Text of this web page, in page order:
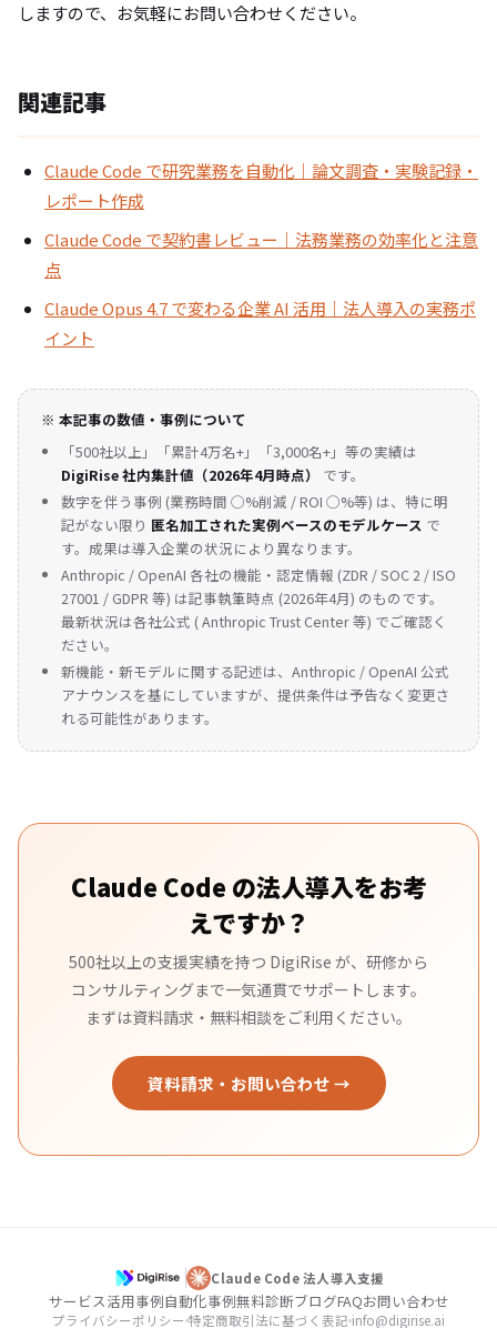
しますので、お気軽にお問い合わせください。
関連記事
Claude Code で研究業務を自動化｜論文調査・実験記録・
レポート作成
Claude Code で契約書レビュー｜法務業務の効率化と注意
点
Claude Opus 4.7 で変わる企業 AI 活用｜法人導入の実務ポ
イント
※ 本記事の数値・事例について
「500社以上」「累計4万名+」「3,000名+」等の実績は
DigiRise 社内集計値（2026年4月時点）
です。
数字を伴う事例 (業務時間 ◯%削減 / ROI ◯%等) は、特に明
記がない限り 匿名加工された実例ベースのモデルケース で
す。成果は導入企業の状況により異なります。
Anthropic / OpenAI 各社の機能・認定情報 (ZDR / SOC 2 / ISO
27001 / GDPR 等) は記事執筆時点 (2026年4月) のものです。
最新状況は各社公式 (Anthropic Trust Center等) でご確認く
ださい。
新機能・新モデルに関する記述は、Anthropic / OpenAI 公式
アナウンスを基にしていますが、提供条件は予告なく変更さ
れる可能性があります。
Claude Code の法人導入をお考
えですか？
500社以上の支援実績を持つ DigiRise が、研修から
コンサルティングまで一気通貫でサポートします。
まずは資料請求・無料相談をご利用ください。
資料請求・お問い合わせ →
Claude Code 法人導入支援
サービス活用事例自動化事例無料診断ブログFAQお問い合わせ
プライバシーポリシー 特定商取引法に基づく表記 info@digirise.ai